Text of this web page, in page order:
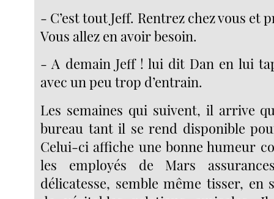
- C’est tout Jeff. Rentrez chez vous et
Vous allez en avoir besoin.
- A demain Jeff ! lui dit Dan en lui
avec un peu trop d’entrain.
Les semaines qui suivent, il arrive
bureau tant il se rend disponible
Celui-ci affiche une bonne humeur
les employés de Mars
délicatesse, semble même tisser, en